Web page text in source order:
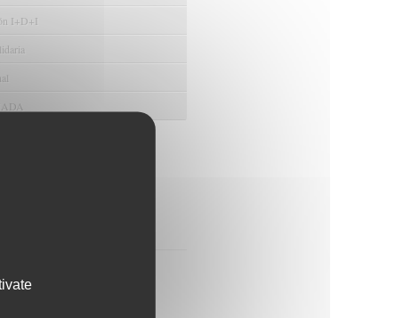
I+D+I
millones de euros para